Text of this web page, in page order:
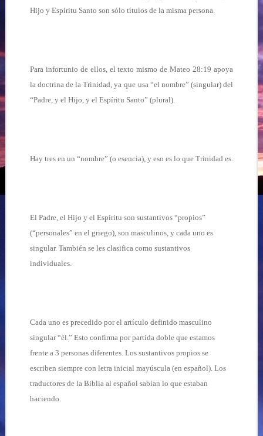
Hijo y Espíritu Santo son sólo títulos de la misma persona.
Para infortunio de ellos, el texto mismo de Mateo 28:19 apoya
la doctrina de la Trinidad, ya que usa “el nombre” (singular) del
“Padre, y el Hijo, y el Espíritu Santo” (plural).
Hay tres en un “nombre” (o esencia), y eso es lo que Trinidad es.
El Padre, el Hijo y el Espíritu son sustantivos “propios”
(“personales” en el griego), son masculinos, y cada uno es
singular. También se les clasifica como sustantivos
individuales.
Cada uno es precedido por el artículo definido masculino
singular “él.” Esto confirma por partida doble que estamos
frente a 3 personas diferentes. Los sustantivos propios se
escriben siempre con letra inicial mayúscula (en español). Los
traductores de la Biblia al español sabían lo que estaban
haciendo.